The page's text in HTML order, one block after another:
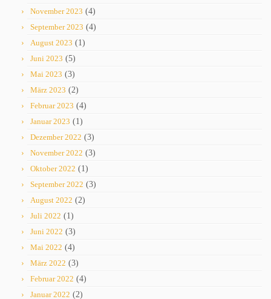
November 2023 (4)
September 2023 (4)
August 2023 (1)
Juni 2023 (5)
Mai 2023 (3)
März 2023 (2)
Februar 2023 (4)
Januar 2023 (1)
Dezember 2022 (3)
November 2022 (3)
Oktober 2022 (1)
September 2022 (3)
August 2022 (2)
Juli 2022 (1)
Juni 2022 (3)
Mai 2022 (4)
März 2022 (3)
Februar 2022 (4)
Januar 2022 (2)